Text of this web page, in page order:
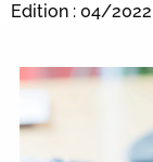
Edition : 04/